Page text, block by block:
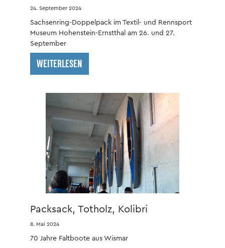
HOT
24. September 2024
Sachsenring-Doppelpack im Textil- und Rennsport
Museum Hohenstein-Ernstthal am 26. und 27.
September
WEITERLESEN
Packsack, Totholz, Kolibri
8. Mai 2024
70 Jahre Faltboote aus Wismar